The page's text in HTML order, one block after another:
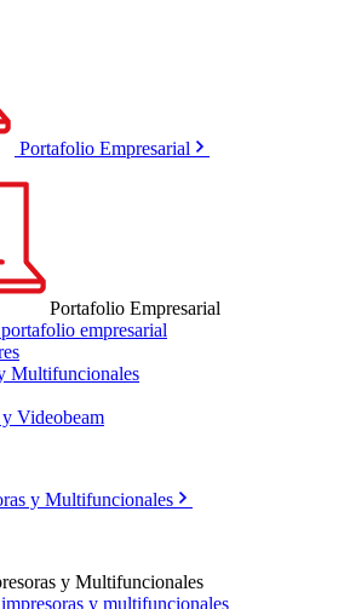
Portafolio Empresarial
Portafolio Empresarial
empresarial
Multifuncionales
Videobeam
y Multifuncionales
y Multifuncionales
y multifuncionales